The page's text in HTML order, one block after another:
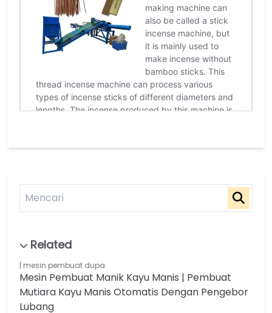
mesin pembuat dupa
Mesin Pembuat Manik Kayu Manis | Pembuat
Mutiara Kayu Manis Otomatis Dengan Pengebor
Lubang